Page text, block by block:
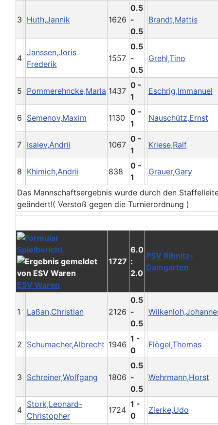
3 Huth,Jannik 1626
0.5
-
0.5
Brandt,Mattis
4
Janssen,Joris
Frederik
1557
0.5
-
0.5
Grehl,Tino
5 Pommerehncke,Marla 1437
0 -
1
Eschrig,Immanuel
6 Semenov,Maxim 1130
0 -
1
Nauschütz,Ernst
7 Isaiev,Andrii 1067
0 -
1
Kriese,Ralf
8 Khimich,Andrii 838
0 -
1
Grauer,Gary
Das Mannschaftsergebnis wurde durch den
geändert!( Verstoß gegen die Turnierordnung )
ESV Waren
1727
6.0
:
2.0
PSV Ribnitz-
Damgarten
1 Laßan,Christian 2126
0.5
-
0.5
2 Schumacher,Albrecht 1946
1 -
0
Flögel,Thomas
3 Schreiner,Wolfgang 1806
0.5
-
0.5
Wehrmann,Horst
4
Stork,Leonard-
Christopher
1724
1 -
0
Zierke,Udo